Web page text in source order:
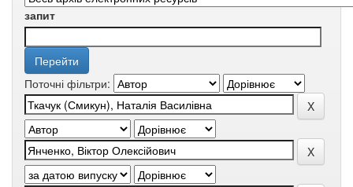
запит
Поточні фільтри: